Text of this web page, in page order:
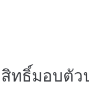
ทธิ์มอบตั